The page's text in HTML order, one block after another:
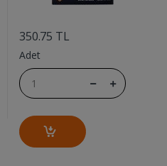
350.75 TL
Adet